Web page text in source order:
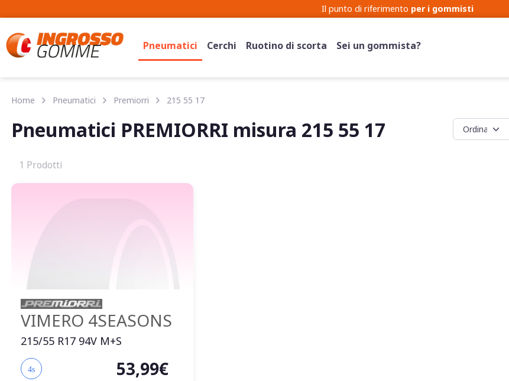
Competenza e prezzo per i tuoiCerchie i tuoiPneumatici
Pneumatici Cerchi Ruotino di scorta Sei un gommista?
Home Pneumatici Premiorri 215 55 17
Pneumatici PREMIORRI misura 215 55 17
1 Prodotti
VIMERO 4SEASONS
215/55 R17 94V M+S
4s 53,99€